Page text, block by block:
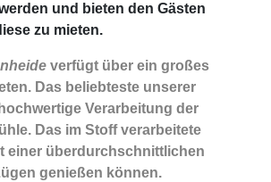
und bieten den Gästen
zu mieten.
verfügt über ein großes
Das beliebteste unserer
Verarbeitung der
Das im Stoff verarbeitete
einer überdurchschnittlichen
genießen können.